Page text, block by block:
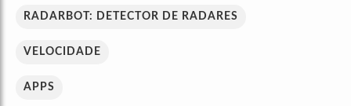
RADARBOT: DETECTOR DE RADARES
VELOCIDADE
APPS